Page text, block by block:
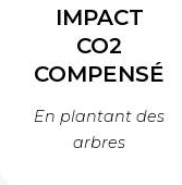
IMPACT
CO2
COMPENSÉ
En plantant des
arbres